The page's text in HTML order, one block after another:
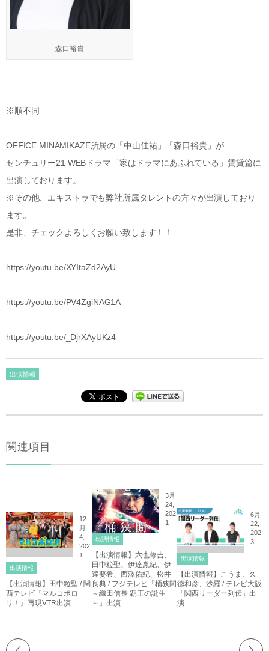
森口裕貴
※順不同
OFFICE MINAMIKAZE所属の「中山佳祐」「森口裕貴」が
センチュリー21 WEBドラマ「家はドラマにあふれている」賃貸篇に
出演しております。
※その他、エキストラでも弊社所属タレントの方々が出演しており
ます。
是非、チェックよろしくお願い致します！！
https://youtu.be/XYItaZd2AyU
https://youtu.be/PV4ZgiNAG1A
https://youtu.be/_DjrXAyUKz4
出演情報
関連項目
12
月
4,
202
1
出演情報
【出演情報】田中粒聖 / 関
西テレビ『マルコポロ
リ！』再現VTR出演
3月
24,
202
1
出演情報
【出演情報】六也修吉、
田中粒聖、伊達胤紀、伊
達要希、西澤佑紀、松井
良典 / フジテレビ「桶狭間
～織田信長 覇王の誕生
～」出演
6月
22,
202
3
出演情報
【出演情報】こうま、久
徳和彦、沙羅 / テレビ大阪
「関西リーダー列伝」出
演